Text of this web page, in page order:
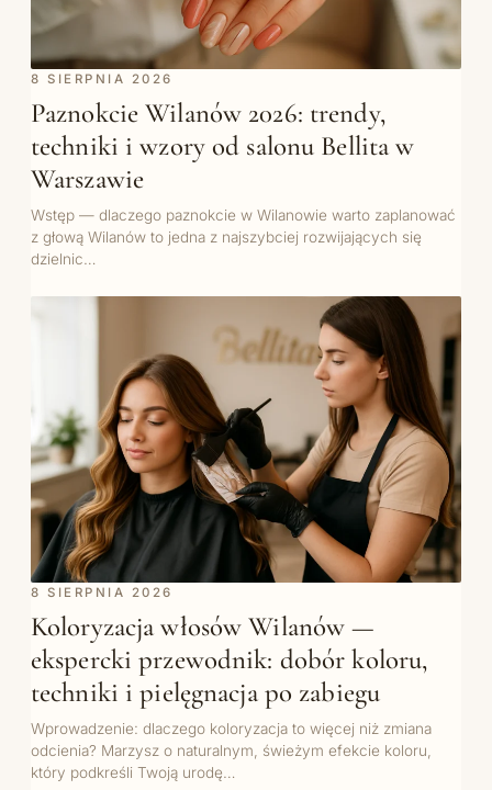
8 SIERPNIA 2026
Paznokcie Wilanów 2026: trendy,
techniki i wzory od salonu Bellita w
Warszawie
Wstęp — dlaczego paznokcie w Wilanowie warto zaplanować
z głową Wilanów to jedna z najszybciej rozwijających się
dzielnic…
8 SIERPNIA 2026
Koloryzacja włosów Wilanów —
ekspercki przewodnik: dobór koloru,
techniki i pielęgnacja po zabiegu
Wprowadzenie: dlaczego koloryzacja to więcej niż zmiana
odcienia? Marzysz o naturalnym, świeżym efekcie koloru,
który podkreśli Twoją urodę…